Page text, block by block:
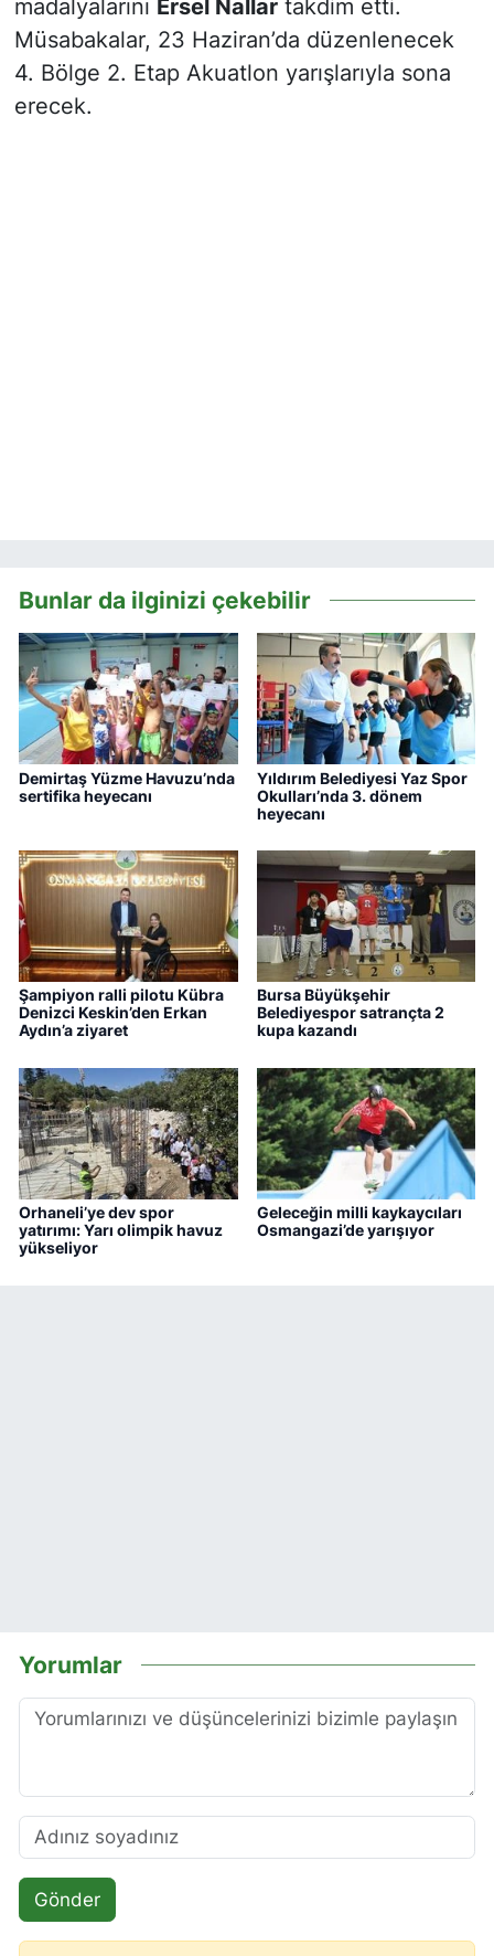
madalyalarını Ersel Nallartakdim etti.
Müsabakalar, 23 Haziran’da düzenlenecek
4. Bölge 2. Etap Akuatlon yarışlarıyla sona
erecek.
Bunlar da ilginizi çekebilir
Demirtaş Yüzme Havuzu’nda
sertifika heyecanı
Yıldırım Belediyesi Yaz Spor
Okulları’nda 3. dönem
heyecanı
Şampiyon ralli pilotu Kübra
Denizci Keskin’den Erkan
Aydın’a ziyaret
Bursa Büyükşehir
Belediyespor satrançta 2
kupa kazandı
Orhaneli’ye dev spor
yatırımı: Yarı olimpik havuz
yükseliyor
Geleceğin milli kaykaycıları
Osmangazi’de yarışıyor
Yorumlar
Gönder